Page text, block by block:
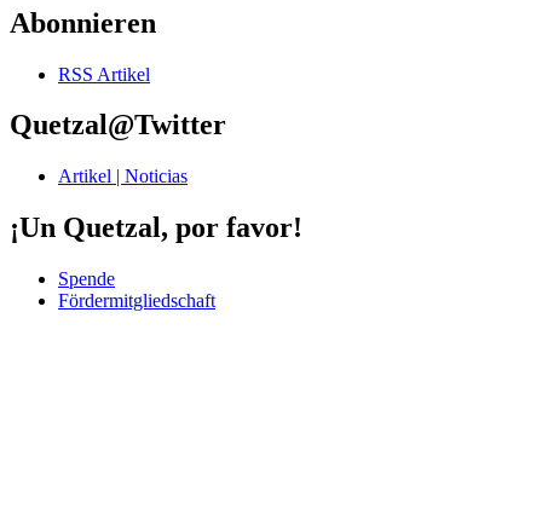
Abonnieren
RSS Artikel
Quetzal@Twitter
Artikel | Noticias
¡Un Quetzal, por favor!
Spende
Fördermitgliedschaft